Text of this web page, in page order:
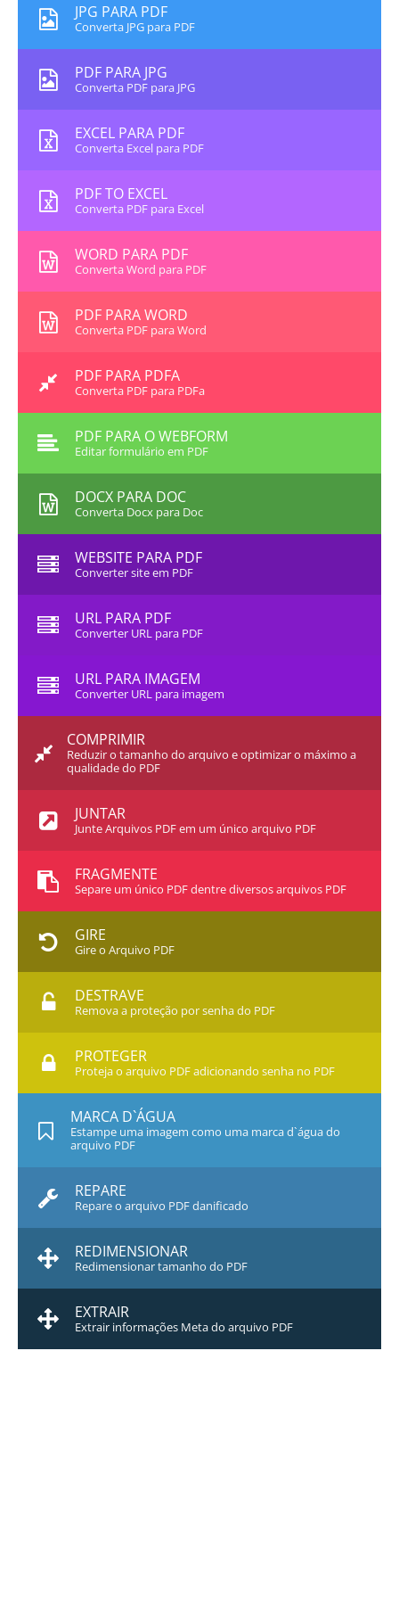
JPG PARA PDF
Converta JPG para PDF
PDF PARA JPG
Converta PDF para JPG
EXCEL PARA PDF
Converta Excel para PDF
PDF TO EXCEL
Converta PDF para Excel
WORD PARA PDF
Converta Word para PDF
PDF PARA WORD
Converta PDF para Word
PDF PARA PDFA
Converta PDF para PDFa
PDF PARA O WEBFORM
Editar formulário em PDF
DOCX PARA DOC
Converta Docx para Doc
WEBSITE PARA PDF
Converter site em PDF
URL PARA PDF
Converter URL para PDF
URL PARA IMAGEM
Converter URL para imagem
COMPRIMIR
Reduzir o tamanho do arquivo e optimizar o máximo a
qualidade do PDF
JUNTAR
Junte Arquivos PDF em um único arquivo PDF
FRAGMENTE
Separe um único PDF dentre diversos arquivos PDF
GIRE
Gire o Arquivo PDF
DESTRAVE
Remova a proteção por senha do PDF
PROTEGER
Proteja o arquivo PDF adicionando senha no PDF
MARCA D`ÁGUA
Estampe uma imagem como uma marca d`água do
arquivo PDF
REPARE
Repare o arquivo PDF danificado
REDIMENSIONAR
Redimensionar tamanho do PDF
EXTRAIR
Extrair informações Meta do arquivo PDF